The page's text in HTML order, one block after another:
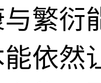
繁衍
依然